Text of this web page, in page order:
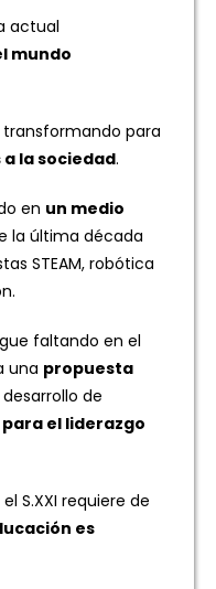
actual
mundo
transformando para
la sociedad.
en un medio
la última década
STEAM, robótica
faltando en el
una propuesta
de
el liderazgo
S.XXI requiere de
es